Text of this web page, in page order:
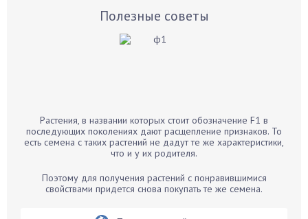
Бархатцы
Бегония
Бирючина
Полезные советы
Растения, в названии которых стоит обозначение F1 в
последующих поколениях дают расщепление признаков. То
есть семена с таких растений не дадут те же характеристики,
что и у их родителя.
Поэтому для получения растений с понравившимися
свойствами придется снова покупать те же семена.